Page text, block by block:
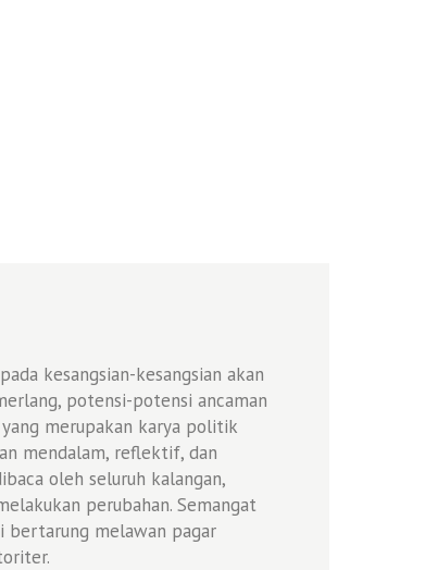
kesangsian-kesangsian akan
potensi-potensi ancaman
merupakan karya politik
mendalam, reflektif, dan
oleh seluruh kalangan,
perubahan. Semangat
bertarung melawan pagar